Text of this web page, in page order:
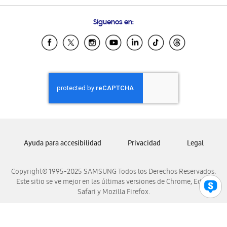
Samsung Ecuador
Samsung El Salvador
Samsung Honduras
Samsung Nicaragua
Samsung Panamá
Samsung Venezuela
Síguenos en:
Copyright© 1995-2025 SAMSUNG Todos los Derechos Reservados.
Este sitio se ve mejor en las últimas versiones de Chrome, Edge,
Safari y Mozilla Firefox.
Ayuda para accesibilidad Privacidad Legal